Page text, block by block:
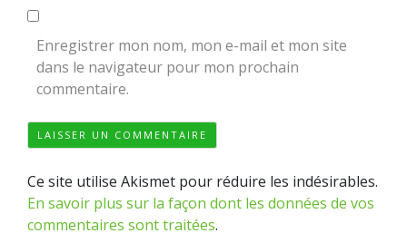
Enregistrer mon nom, mon e-mail et mon site
dans le navigateur pour mon prochain
commentaire.
Ce site utilise Akismet pour réduire les indésirables.
En savoir plus sur la façon dont les données de vos
commentaires sont traitées.